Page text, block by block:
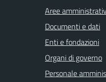
Aree
Documenti e dati
Enti e fondazioni
Organi di governo
Personale